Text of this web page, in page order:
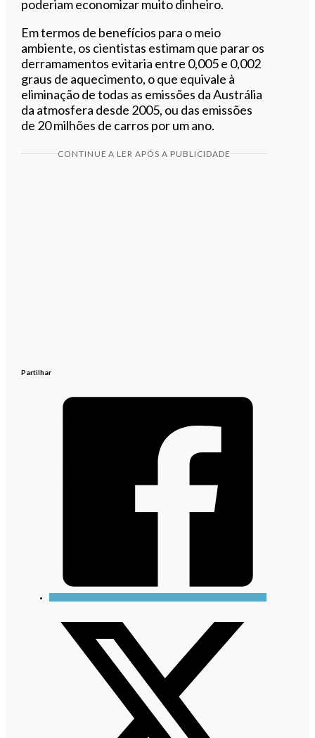
poderiam economizar muito dinheiro.
Em termos de benefícios para o meio
ambiente, os cientistas estimam que parar os
derramamentos evitaria entre 0,005 e 0,002
graus de aquecimento, o que equivale à
eliminação de todas as emissões da Austrália
da atmosfera desde 2005, ou das emissões
de 20 milhões de carros por um ano.
CONTINUE A LER APÓS A PUBLICIDADE
Partilhar